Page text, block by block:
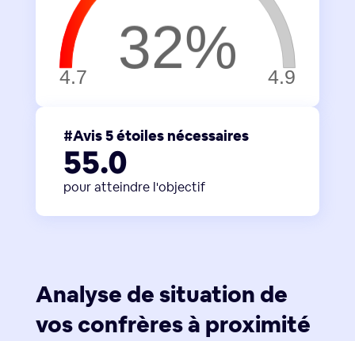
#Avis 5 étoiles nécessaires
55.0
pour atteindre l'objectif
Analyse de situation de
vos confrères à proximité